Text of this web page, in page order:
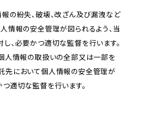
報の紛失、破壊、改ざん及び漏洩など
人情報の安全管理が図られるよう、当
し、必要かつ適切な監督を行います。
個人情報の取扱いの全部又は一部を
先において個人情報の安全管理が
つ適切な監督を行います。